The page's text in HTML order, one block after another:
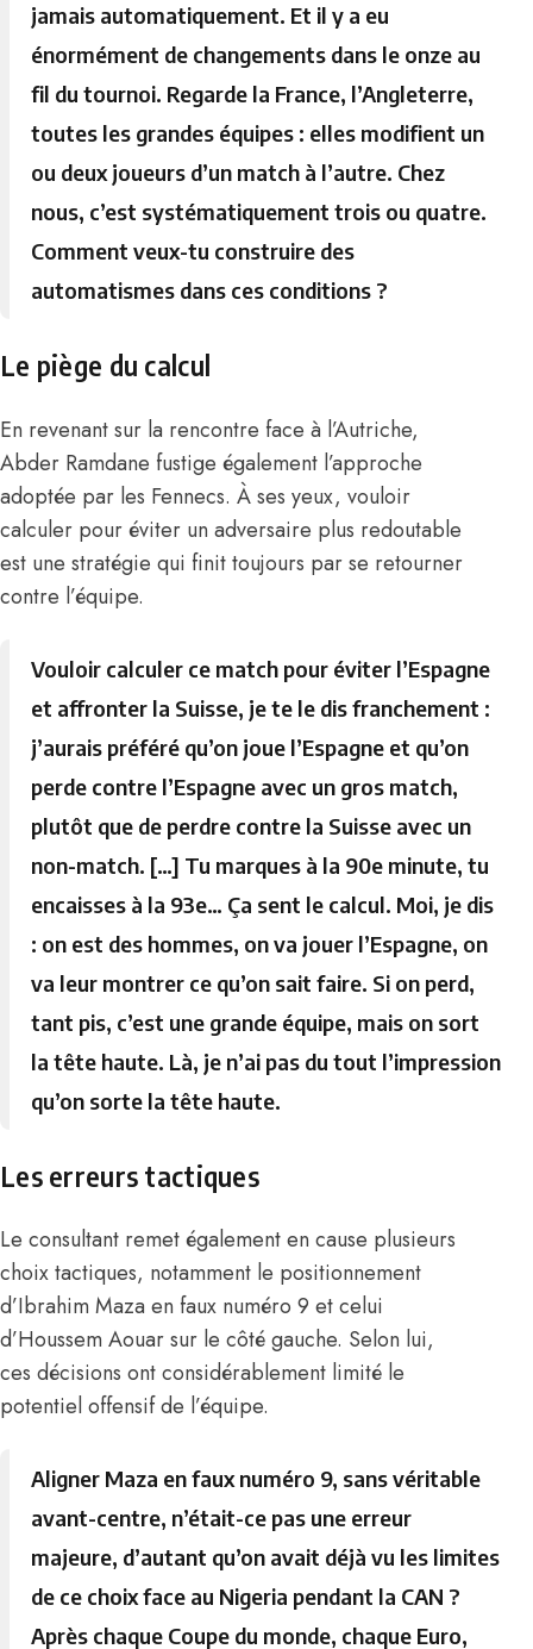
jamais automatiquement. Et il y a eu
énormément de changements dans le onze au
fil du tournoi. Regarde la France, l’Angleterre,
toutes les grandes équipes : elles modifient un
ou deux joueurs d’un match à l’autre. Chez
nous, c’est systématiquement trois ou quatre.
Comment veux-tu construire des
automatismes dans ces conditions ?
Le piège du calcul
En revenant sur la rencontre face à l’Autriche,
Abder Ramdane fustige également l’approche
adoptée par les Fennecs. À ses yeux, vouloir
calculer pour éviter un adversaire plus redoutable
est une stratégie qui finit toujours par se retourner
contre l’équipe.
Vouloir calculer ce match pour éviter l’Espagne
et affronter la Suisse, je te le dis franchement :
j’aurais préféré qu’on joue l’Espagne et qu’on
perde contre l’Espagne avec un gros match,
plutôt que de perdre contre la Suisse avec un
non-match. […] Tu marques à la 90e minute, tu
encaisses à la 93e… Ça sent le calcul. Moi, je dis
: on est des hommes, on va jouer l’Espagne, on
va leur montrer ce qu’on sait faire. Si on perd,
tant pis, c’est une grande équipe, mais on sort
la tête haute. Là, je n’ai pas du tout l’impression
qu’on sorte la tête haute.
Les erreurs tactiques
Le consultant remet également en cause plusieurs
choix tactiques, notamment le positionnement
d’Ibrahim Maza en faux numéro 9 et celui
d’Houssem Aouarsur le côté gauche. Selon lui,
ces décisions ont considérablement limité le
potentiel offensif de l’équipe.
Aligner Maza en faux numéro 9, sans véritable
avant-centre, n’était-ce pas une erreur
majeure, d’autant qu’on avait déjà vu les limites
de ce choix face au Nigeria pendant la CAN ?
Après chaque Coupe du monde, chaque Euro,